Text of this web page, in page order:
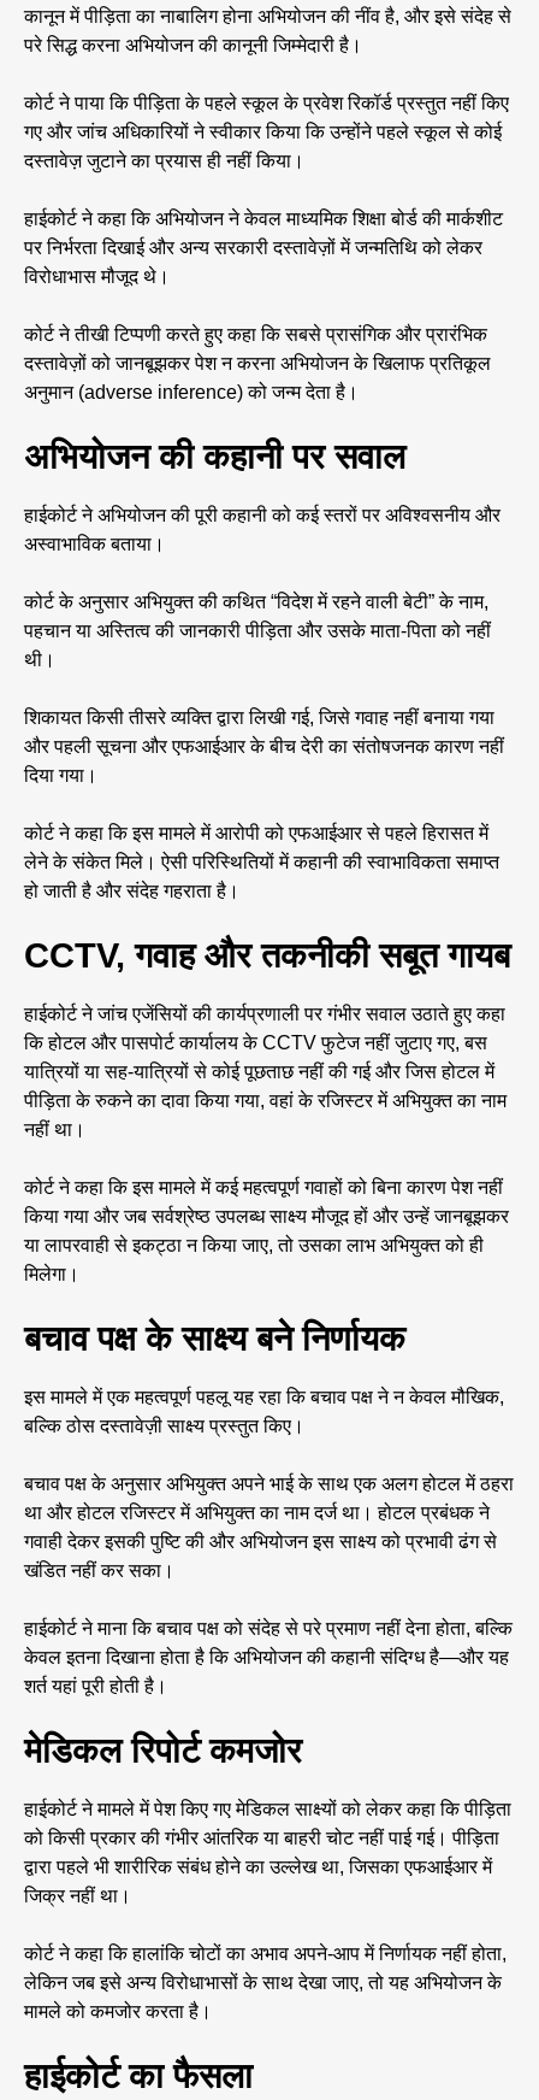
कानून में पीड़िता का नाबालिग होना अभियोजन की नींव है, और इसे संदेह से
परे सिद्ध करना अभियोजन की कानूनी जिम्मेदारी है।
कोर्ट ने पाया कि पीड़िता के पहले स्कूल के प्रवेश रिकॉर्ड प्रस्तुत नहीं किए
गए और जांच अधिकारियों ने स्वीकार किया कि उन्होंने पहले स्कूल से कोई
दस्तावेज़ जुटाने का प्रयास ही नहीं किया।
हाईकोर्ट ने कहा कि अभियोजन ने केवल माध्यमिक शिक्षा बोर्ड की मार्कशीट
पर निर्भरता दिखाई और अन्य सरकारी दस्तावेज़ों में जन्मतिथि को लेकर
विरोधाभास मौजूद थे।
कोर्ट ने तीखी टिप्पणी करते हुए कहा कि सबसे प्रासंगिक और प्रारंभिक
दस्तावेज़ों को जानबूझकर पेश न करना अभियोजन के खिलाफ प्रतिकूल
अनुमान (adverse inference) को जन्म देता है।
अभियोजन की कहानी पर सवाल
हाईकोर्ट ने अभियोजन की पूरी कहानी को कई स्तरों पर अविश्वसनीय और
अस्वाभाविक बताया।
कोर्ट के अनुसार अभियुक्त की कथित “विदेश में रहने वाली बेटी” के नाम,
पहचान या अस्तित्व की जानकारी पीड़िता और उसके माता-पिता को नहीं
थी।
शिकायत किसी तीसरे व्यक्ति द्वारा लिखी गई, जिसे गवाह नहीं बनाया गया
और पहली सूचना और एफआईआर के बीच देरी का संतोषजनक कारण नहीं
दिया गया।
कोर्ट ने कहा कि इस मामले में आरोपी को एफआईआर से पहले हिरासत में
लेने के संकेत मिले। ऐसी परिस्थितियों में कहानी की स्वाभाविकता समाप्त
हो जाती है और संदेह गहराता है।
CCTV, गवाह और तकनीकी सबूत गायब
हाईकोर्ट ने जांच एजेंसियों की कार्यप्रणाली पर गंभीर सवाल उठाते हुए कहा
कि होटल और पासपोर्ट कार्यालय के CCTV फुटेज नहीं जुटाए गए, बस
यात्रियों या सह-यात्रियों से कोई पूछताछ नहीं की गई और जिस होटल में
पीड़िता के रुकने का दावा किया गया, वहां के रजिस्टर में अभियुक्त का नाम
नहीं था।
कोर्ट ने कहा कि इस मामले में कई महत्वपूर्ण गवाहों को बिना कारण पेश नहीं
किया गया और जब सर्वश्रेष्ठ उपलब्ध साक्ष्य मौजूद हों और उन्हें जानबूझकर
या लापरवाही से इकट्ठा न किया जाए, तो उसका लाभ अभियुक्त को ही
मिलेगा।
बचाव पक्ष के साक्ष्य बने निर्णायक
इस मामले में एक महत्वपूर्ण पहलू यह रहा कि बचाव पक्ष ने न केवल मौखिक,
बल्कि ठोस दस्तावेज़ी साक्ष्य प्रस्तुत किए।
बचाव पक्ष के अनुसार अभियुक्त अपने भाई के साथ एक अलग होटल में ठहरा
था और होटल रजिस्टर में अभियुक्त का नाम दर्ज था। होटल प्रबंधक ने
गवाही देकर इसकी पुष्टि की और अभियोजन इस साक्ष्य को प्रभावी ढंग से
खंडित नहीं कर सका।
हाईकोर्ट ने माना कि बचाव पक्ष को संदेह से परे प्रमाण नहीं देना होता, बल्कि
केवल इतना दिखाना होता है कि अभियोजन की कहानी संदिग्ध है—और यह
शर्त यहां पूरी होती है।
मेडिकल रिपोर्ट कमजोर
हाईकोर्ट ने मामले में पेश किए गए मेडिकल साक्ष्यों को लेकर कहा कि पीड़िता
को किसी प्रकार की गंभीर आंतरिक या बाहरी चोट नहीं पाई गई। पीड़िता
द्वारा पहले भी शारीरिक संबंध होने का उल्लेख था, जिसका एफआईआर में
जिक्र नहीं था।
कोर्ट ने कहा कि हालांकि चोटों का अभाव अपने-आप में निर्णायक नहीं होता,
लेकिन जब इसे अन्य विरोधाभासों के साथ देखा जाए, तो यह अभियोजन के
मामले को कमजोर करता है।
हाईकोर्ट का फैसला